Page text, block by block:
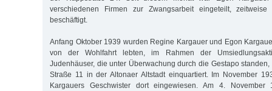
verschiedenen Firmen zur Zwangsarbeit eingeteilt,
beschäftigt.
Anfang Oktober 1939 wurden Regine Kargauer und Egon
von der Wohlfahrt lebten, im Rahmen der
Judenhäuser, die unter Überwachung durch die Gestapo
Straße 11 in der Altonaer Altstadt einquartiert. Im November
Kargauers Geschwister dort eingewiesen. Am 4. November